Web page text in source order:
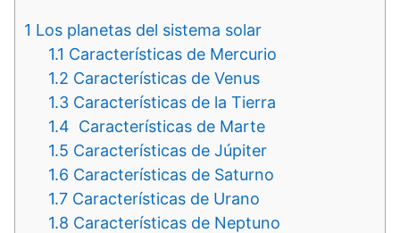
1 Los planetas del sistema solar
1.1 Características de Mercurio
1.2 Características de Venus
1.3 Características de la Tierra
1.4 Características de Marte
1.5 Características de Júpiter
1.6 Características de Saturno
1.7 Características de Urano
1.8 Características de Neptuno